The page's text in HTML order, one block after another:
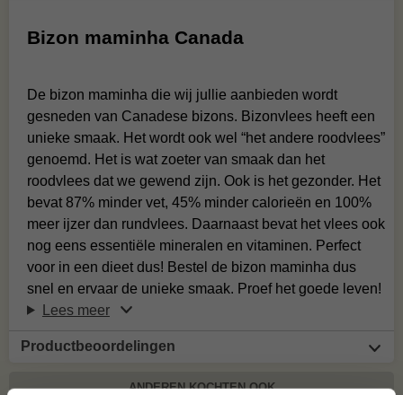
Bizon maminha Canada
De bizon maminha die wij jullie aanbieden wordt
gesneden van Canadese bizons. Bizonvlees heeft een
unieke smaak. Het wordt ook wel “het andere roodvlees”
genoemd. Het is wat zoeter van smaak dan het
roodvlees dat we gewend zijn. Ook is het gezonder. Het
bevat 87% minder vet, 45% minder calorieën en 100%
meer ijzer dan rundvlees. Daarnaast bevat het vlees ook
nog eens essentiële mineralen en vitaminen. Perfect
voor in een dieet dus! Bestel de bizon maminha dus
snel en ervaar de unieke smaak. Proef het goede leven!
Lees meer
Productbeoordelingen
ANDEREN KOCHTEN OOK